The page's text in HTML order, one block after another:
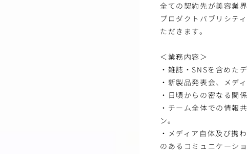
全ての契約先が美容業
プロダクトパブリシテ
ただきます。
＜業務内容＞
・雑誌・SNSを含めた
・新製品発表会、メデ
・日頃からの密なる関
・チーム全体での情報
ン。
・メディア自体及び携
のあるコミュニケーシ